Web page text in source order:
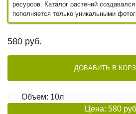
ресурсов. Каталог растений
пополняется только уникальными
580 руб.
ДОБАВИТЬ В
Объем: 10л
Цена: 580